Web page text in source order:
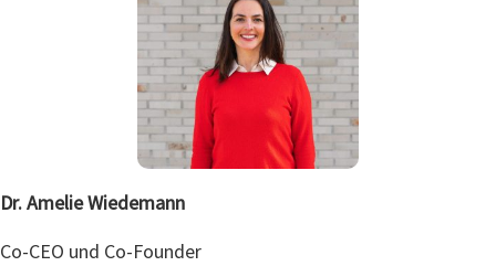
Dr. Amelie Wiedemann
Co-CEO und Co-Founder